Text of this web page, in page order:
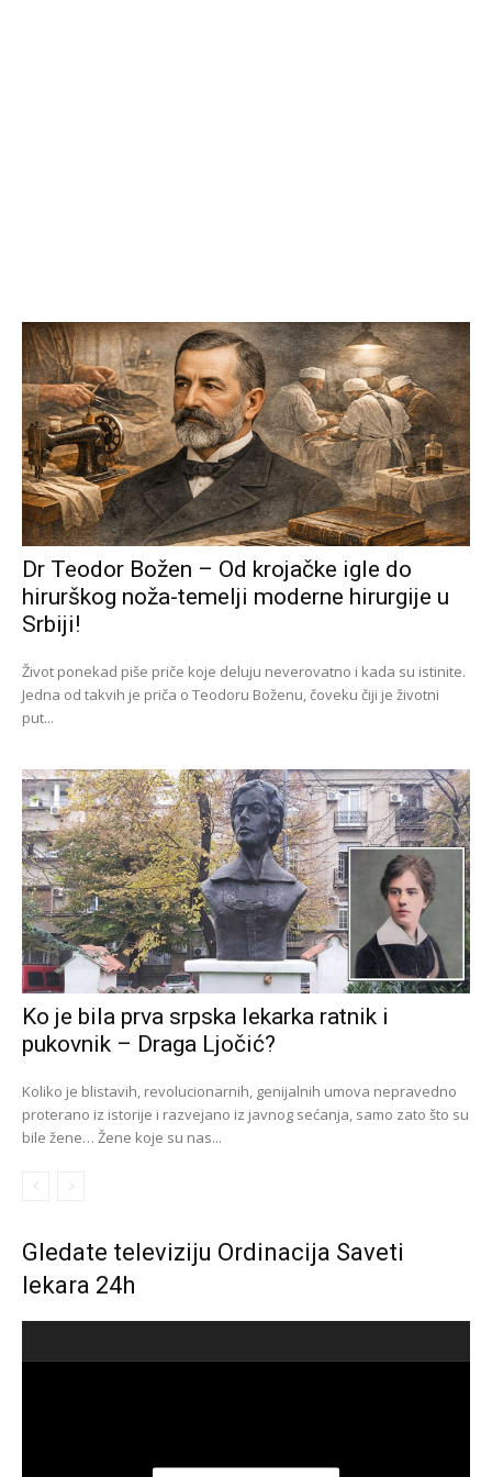
Dr Teodor Božen – Od krojačke igle do
hirurškog noža-temelji moderne hirurgije u
Srbiji!
Život ponekad piše priče koje deluju neverovatno i kada su istinite.
Jedna od takvih je priča o Teodoru Boženu, čoveku čiji je životni
put...
Ko je bila prva srpska lekarka ratnik i
pukovnik – Draga Ljočić?
Koliko je blistavih, revolucionarnih, genijalnih umova nepravedno
proterano iz istorije i razvejano iz javnog sećanja, samo zato što su
bile žene… Žene koje su nas...
Gledate televiziju Ordinacija Saveti
lekara 24h